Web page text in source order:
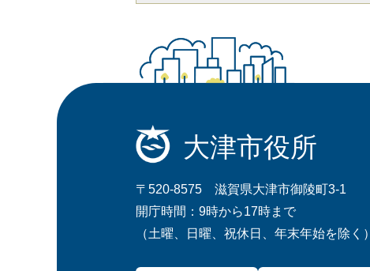
大津市役所
〒520-8575 滋賀県大津市御陵町3-1
開庁時間：9時から17時まで
（土曜、日曜、祝休日、年末年始を除く）